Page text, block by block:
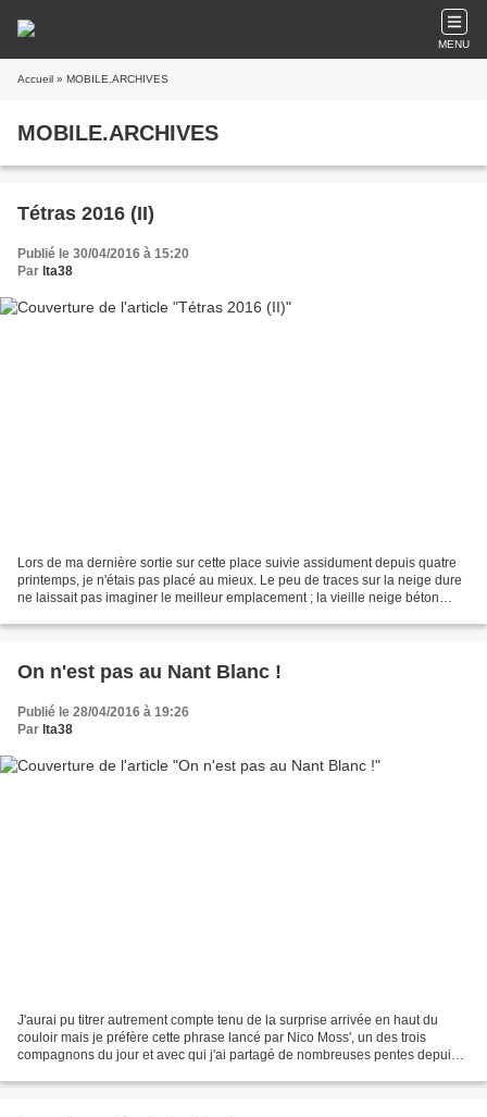
MENU
Accueil » MOBILE.ARCHIVES
MOBILE.ARCHIVES
Tétras 2016 (II)
Publié le 30/04/2016 à 15:20
Par lta38
Lors de ma dernière sortie sur cette place suivie assidument depuis quatre
printemps, je n'étais pas placé au mieux. Le peu de traces sur la neige dure
ne laissait pas imaginer le meilleur emplacement ; la vieille neige béton
On n'est pas au Nant Blanc !
Publié le 28/04/2016 à 19:26
Par lta38
J'aurai pu titrer autrement compte tenu de la surprise arrivée en haut du
couloir mais je préfère cette phrase lancé par Nico Moss', un des trois
compagnons du jour et avec qui j'ai partagé de nombreuses pentes depuis